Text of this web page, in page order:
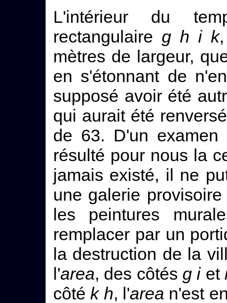
L'intérieur du
rectangulaire g h i k
mètres de largeur,
en s'étonnant de
supposé avoir été
qui aurait été
de 63. D'un
résulté pour nous la
jamais existé, il ne
une galerie
les peintures
remplacer par un
la destruction de la
l'area, des côtés g iet
côték h, l'area n'est